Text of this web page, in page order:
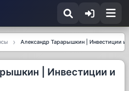
Александр Тарарышкин | Инвестиции и
| Инвестиции и